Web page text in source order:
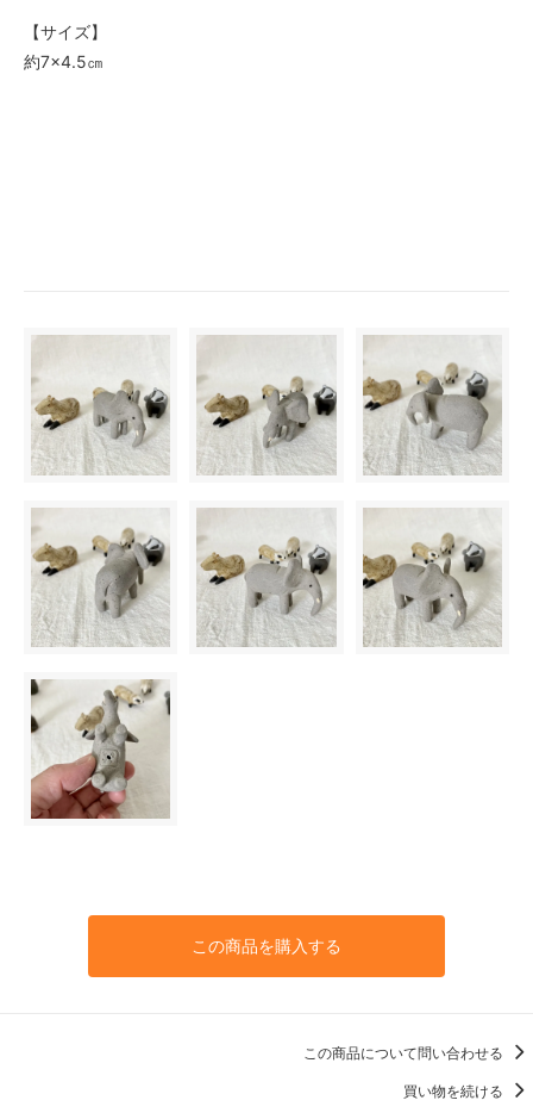
【サイズ】
約7×4.5㎝
この商品を購入する
この商品について問い合わせる
買い物を続ける